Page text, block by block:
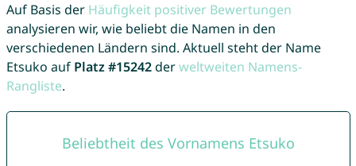
Auf Basis der Häufigkeit positiver Bewertungen
analysieren wir, wie beliebt die Namen in den
verschiedenen Ländern sind. Aktuell steht der Name
Etsuko auf Platz #15242derweltweiten Namens-
Rangliste.